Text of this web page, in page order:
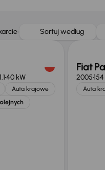
Sortuj według
40 kW
Auta krajowe
Fiat
2005
Auta